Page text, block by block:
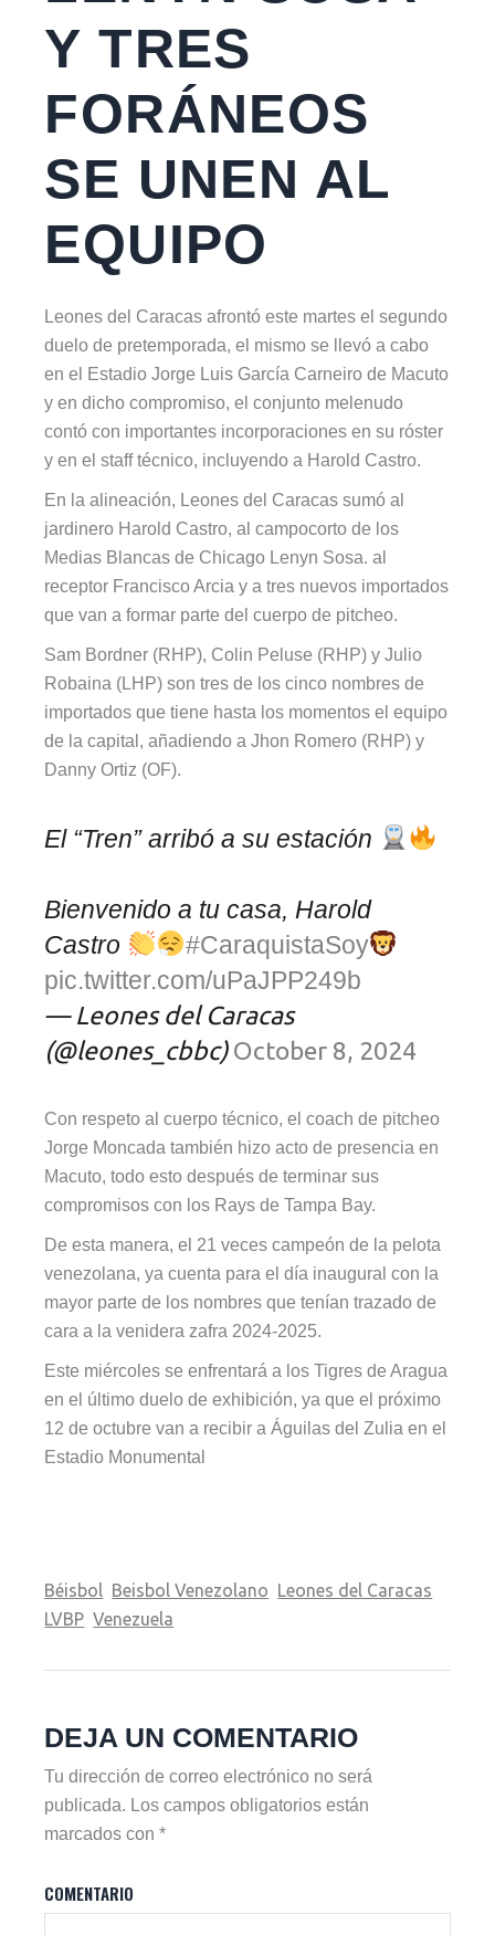
Y TRES
FORÁNEOS
SE UNEN AL
EQUIPO
Leones del Caracas afrontó este martes el segundo
duelo de pretemporada, el mismo se llevó a cabo
en el Estadio Jorge Luis García Carneiro de Macuto
y en dicho compromiso, el conjunto melenudo
contó con importantes incorporaciones en su róster
y en el staff técnico, incluyendo a Harold Castro.
En la alineación, Leones del Caracas sumó al
jardinero Harold Castro, al campocorto de los
Medias Blancas de Chicago Lenyn Sosa. al
receptor Francisco Arcia y a tres nuevos importados
que van a formar parte del cuerpo de pitcheo.
Sam Bordner (RHP), Colin Peluse (RHP) y Julio
Robaina (LHP) son tres de los cinco nombres de
importados que tiene hasta los momentos el equipo
de la capital, añadiendo a Jhon Romero (RHP) y
Danny Ortiz (OF).
El “Tren” arribó a su estación
Bienvenido a tu casa, Harold
Castro
#CaraquistaSoy
pic.twitter.com/uPaJPP249b
— Leones del Caracas
(@leones_cbbc) October 8, 2024
Con respeto al cuerpo técnico, el coach de pitcheo
Jorge Moncada también hizo acto de presencia en
Macuto, todo esto después de terminar sus
compromisos con los Rays de Tampa Bay.
De esta manera, el 21 veces campeón de la pelota
venezolana, ya cuenta para el día inaugural con la
mayor parte de los nombres que tenían trazado de
cara a la venidera zafra 2024-2025.
Este miércoles se enfrentará a los Tigres de Aragua
en el último duelo de exhibición, ya que el próximo
12 de octubre van a recibir a Águilas del Zulia en el
Estadio Monumental
Béisbol Beisbol Venezolano Leones del Caracas
LVBP Venezuela
DEJA UN COMENTARIO
Tu dirección de correo electrónico no será
publicada. Los campos obligatorios están
marcados con*
COMENTARIO